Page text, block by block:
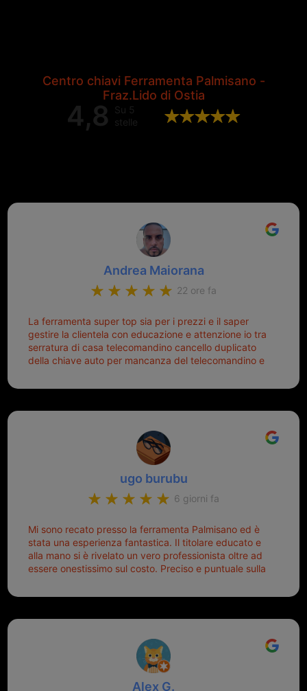
Centro chiavi Ferramenta Palmisano -
Fraz.Lido di Ostia
4,8
Su 5
stelle
Andrea Maiorana
22 ore fa
La ferramenta super top sia per i prezzi e il saper
gestire la clientela con educazione e attenzione io tra
serratura di casa telecomandino cancello duplicato
della chiave auto per mancanza del telecomandino e
meglio ferramenta de ostia e poi il prorietario il signor
ugo burubu
6 giorni fa
Mi sono recato presso la ferramenta Palmisano ed è
stata una esperienza fantastica. Il titolare educato e
alla mano si è rivelato un vero professionista oltre ad
essere onestissimo sul costo. Preciso e puntuale sulla
Alex G.